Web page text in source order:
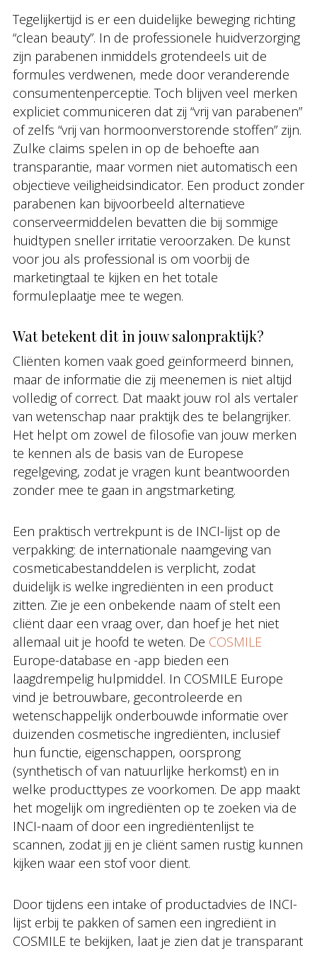
Tegelijkertijd is er een duidelijke beweging richting
“clean beauty”. In de professionele huidverzorging
zijn parabenen inmiddels grotendeels uit de
formules verdwenen, mede door veranderende
consumentenperceptie. Toch blijven veel merken
expliciet communiceren dat zij “vrij van parabenen”
of zelfs “vrij van hormoonverstorende stoffen” zijn.
Zulke claims spelen in op de behoefte aan
transparantie, maar vormen niet automatisch een
objectieve veiligheidsindicator. Een product zonder
parabenen kan bijvoorbeeld alternatieve
conserveermiddelen bevatten die bij sommige
huidtypen sneller irritatie veroorzaken. De kunst
voor jou als professional is om voorbij de
marketingtaal te kijken en het totale
formuleplaatje mee te wegen.
Wat betekent dit in jouw salonpraktijk?
Cliënten komen vaak goed geïnformeerd binnen,
maar de informatie die zij meenemen is niet altijd
volledig of correct. Dat maakt jouw rol als vertaler
van wetenschap naar praktijk des te belangrijker.
Het helpt om zowel de filosofie van jouw merken
te kennen als de basis van de Europese
regelgeving, zodat je vragen kunt beantwoorden
zonder mee te gaan in angstmarketing.
Een praktisch vertrekpunt is de INCI-lijst op de
verpakking: de internationale naamgeving van
cosmeticabestanddelen is verplicht, zodat
duidelijk is welke ingrediënten in een product
zitten. Zie je een onbekende naam of stelt een
cliënt daar een vraag over, dan hoef je het niet
allemaal uit je hoofd te weten. De COSMILE
Europe-database en -app bieden een
laagdrempelig hulpmiddel. In COSMILE Europe
vind je betrouwbare, gecontroleerde en
wetenschappelijk onderbouwde informatie over
duizenden cosmetische ingrediënten, inclusief
hun functie, eigenschappen, oorsprong
(synthetisch of van natuurlijke herkomst) en in
welke producttypes ze voorkomen. De app maakt
het mogelijk om ingrediënten op te zoeken via de
INCI-naam of door een ingrediëntenlijst te
scannen, zodat jij en je cliënt samen rustig kunnen
kijken waar een stof voor dient.
Door tijdens een intake of productadvies de INCI-
lijst erbij te pakken of samen een ingrediënt in
COSMILE te bekijken, laat je zien dat je transparant